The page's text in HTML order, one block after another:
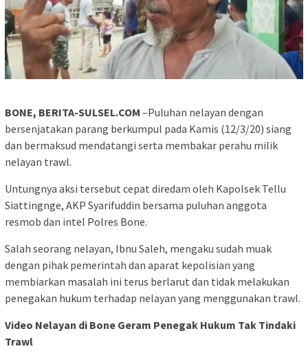
BONE, BERITA-SULSEL.COM –Puluhan nelayan dengan
bersenjatakan parang berkumpul pada Kamis (12/3/20) siang
dan bermaksud mendatangi serta membakar perahu milik
nelayan trawl.
Untungnya aksi tersebut cepat diredam oleh Kapolsek Tellu
Siattingnge, AKP Syarifuddin bersama puluhan anggota
resmob dan intel Polres Bone.
Salah seorang nelayan, Ibnu Saleh, mengaku sudah muak
dengan pihak pemerintah dan aparat kepolisian yang
membiarkan masalah ini terus berlarut dan tidak melakukan
penegakan hukum terhadap nelayan yang menggunakan trawl.
Video Nelayan di Bone Geram Penegak Hukum Tak Tindaki
Trawl